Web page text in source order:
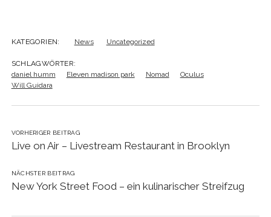
KATEGORIEN: News Uncategorized
SCHLAGWÖRTER:
daniel humm
Eleven madison park Nomad
Oculus
Will Guidara
VORHERIGER BEITRAG
Live on Air – Livestream Restaurant in Brooklyn
NÄCHSTER BEITRAG
New York Street Food – ein kulinarischer Streifzug